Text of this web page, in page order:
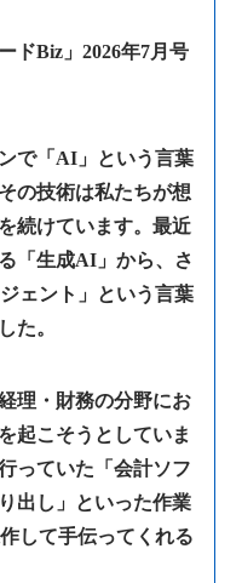
ドBiz」2026年7月号
で「AI」という言葉
の技術は私たちが想
続けています。最近
「生成AI」から、さ
ェント」という言葉
た。
理・財務の分野にお
起こそうとしていま
っていた「会計ソフ
出し」といった作業
して手伝ってくれる